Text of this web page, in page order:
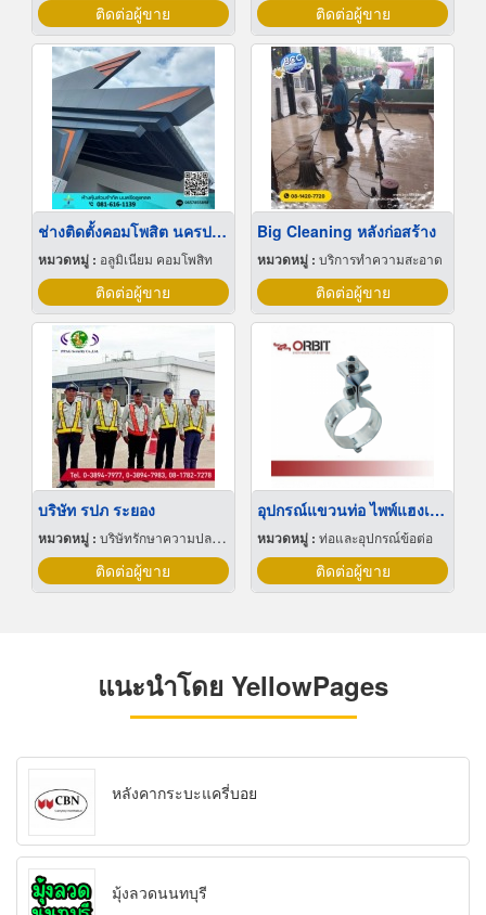
ติดต่อผู้ขาย ติดต่อผู้ขาย
ช่างติดตั้งคอมโพสิต นครปฐม
หมวดหมู่ : อลูมิเนียม คอมโพสิท
ติดต่อผู้ขาย
Big Cleaning หลังก่อสร้าง
หมวดหมู่ : บริการทำความสะอาด
ติดต่อผู้ขาย
บริษัท รปภ ระยอง
หมวดหมู่ : บริษัทรักษาความปลอดภัย
ติดต่อผู้ขาย
อุปกรณ์แขวนท่อ ไพพ์แฮงเกอร์
หมวดหมู่ : ท่อและอุปกรณ์ข้อต่อ
ติดต่อผู้ขาย
แนะนำโดย YellowPages
หลังคากระบะแครี่บอย
มุ้งลวดนนทบุรี